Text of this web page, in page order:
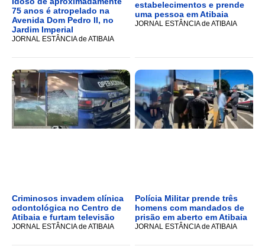
75 anos é atropelado na
Avenida Dom Pedro II, no
Jardim Imperial
JORNAL ESTÂNCIA de ATIBAIA
estabelecimentos e prende
uma pessoa em Atibaia
JORNAL ESTÂNCIA de ATIBAIA
Criminosos invadem clínica
odontológica no Centro de
Atibaia e furtam televisão
JORNAL ESTÂNCIA de ATIBAIA
Polícia Militar prende três
homens com mandados de
prisão em aberto em Atibaia
JORNAL ESTÂNCIA de ATIBAIA